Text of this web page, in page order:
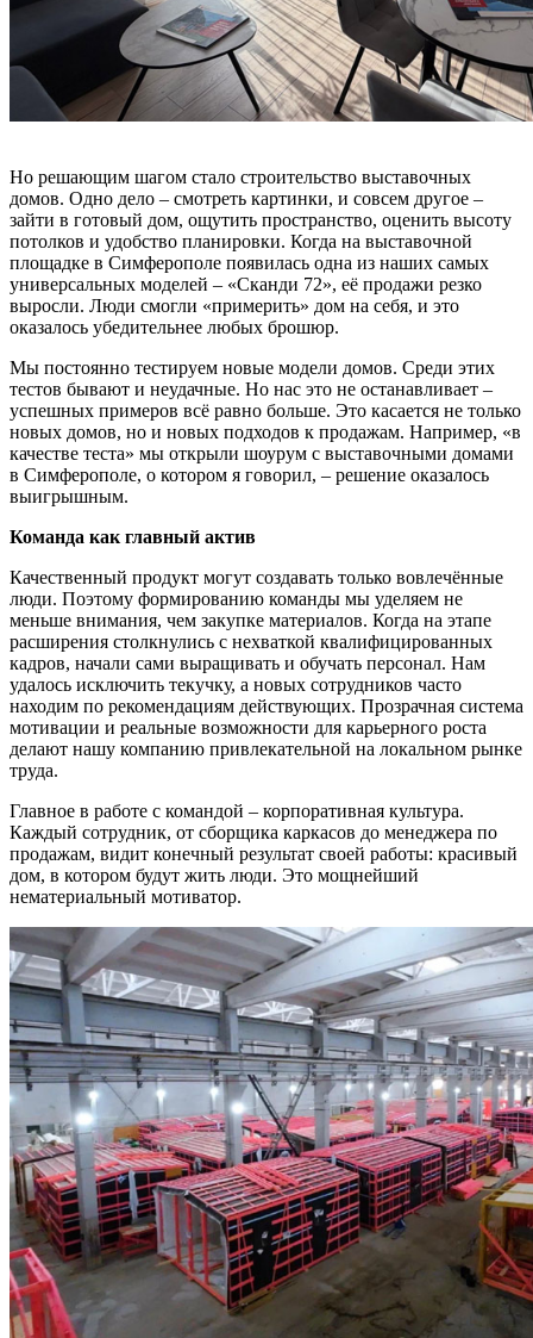
Но решающим шагом стало строительство выставочных
домов. Одно дело – смотреть картинки, и совсем другое –
зайти в готовый дом, ощутить пространство, оценить высоту
потолков и удобство планировки. Когда на выставочной
площадке в Симферополе появилась одна из наших самых
универсальных моделей – «Сканди 72», её продажи резко
выросли. Люди смогли «примерить» дом на себя, и это
оказалось убедительнее любых брошюр.
Мы постоянно тестируем новые модели домов. Среди этих
тестов бывают и неудачные. Но нас это не останавливает –
успешных примеров всё равно больше. Это касается не только
новых домов, но и новых подходов к продажам. Например, «в
качестве теста» мы открыли шоурум с выставочными домами
в Симферополе, о котором я говорил, – решение оказалось
выигрышным.
Команда как главный актив
Качественный продукт могут создавать только вовлечённые
люди. Поэтому формированию команды мы уделяем не
меньше внимания, чем закупке материалов. Когда на этапе
расширения столкнулись с нехваткой квалифицированных
кадров, начали сами выращивать и обучать персонал. Нам
удалось исключить текучку, а новых сотрудников часто
находим по рекомендациям действующих. Прозрачная система
мотивации и реальные возможности для карьерного роста
делают нашу компанию привлекательной на локальном рынке
труда.
Главное в работе с командой – корпоративная культура.
Каждый сотрудник, от сборщика каркасов до менеджера по
продажам, видит конечный результат своей работы: красивый
дом, в котором будут жить люди. Это мощнейший
нематериальный мотиватор.